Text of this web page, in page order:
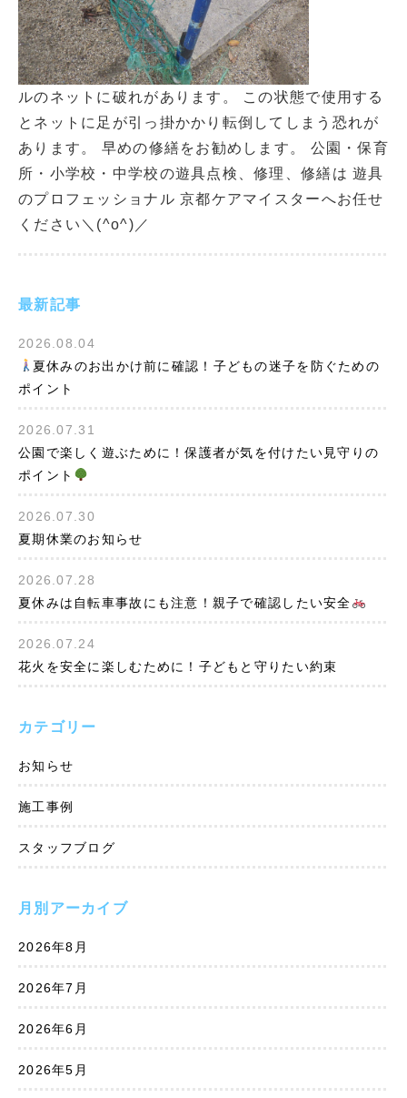
最新記事
2026.08.04
夏休みのお出かけ前に確認！子どもの迷子を防ぐための
ポイント
2026.07.31
公園で楽しく遊ぶために！保護者が気を付けたい見守りの
ポイント
2026.07.30
夏期休業のお知らせ
2026.07.28
夏休みは自転車事故にも注意！親子で確認したい安全
2026.07.24
花火を安全に楽しむために！子どもと守りたい約束
カテゴリー
お知らせ
施工事例
スタッフブログ
月別アーカイブ
2026年8月
2026年7月
2026年6月
2026年5月
ルのネットに破れがあります。 この状態で使用する
とネットに足が引っ掛かかり転倒してしまう恐れが
あります。 早めの修繕をお勧めします。 公園・保育
所・小学校・中学校の遊具点検、修理、修繕は 遊具
のプロフェッショナル 京都ケアマイスターへお任せ
ください＼(^o^)／